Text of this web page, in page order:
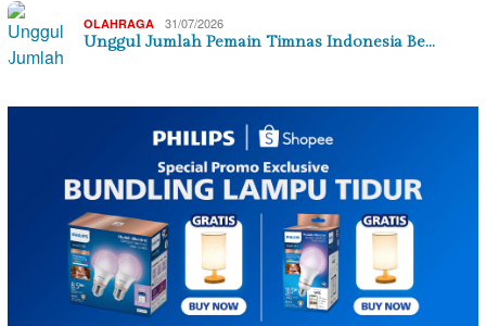
OLAHRAGA 31/07/2026
Unggul Jumlah Pemain Timnas Indonesia Be…